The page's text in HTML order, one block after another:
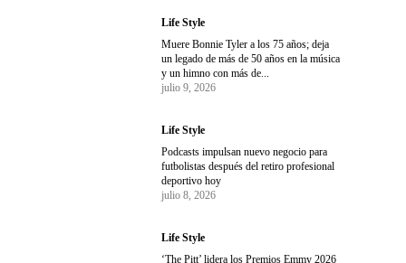
Life Style
Muere Bonnie Tyler a los 75 años; deja
un legado de más de 50 años en la música
y un himno con más de...
julio 9, 2026
Life Style
Podcasts impulsan nuevo negocio para
futbolistas después del retiro profesional
deportivo hoy
julio 8, 2026
Life Style
‘The Pitt’ lidera los Premios Emmy 2026